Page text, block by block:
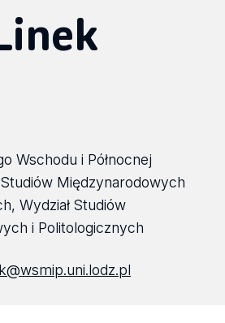
Wschodu i Północnej
Międzynarodowych
Wydział Studiów
i Politologicznych